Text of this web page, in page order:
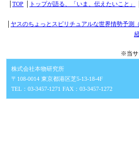
TOP トップが語る、「いま、伝えたいこと」
ヤスのちょっとスピリチュアルな世界情勢予測
※当サ
株式会社本物研究所
〒108-0014 東京都港区芝5-13-18-4F
TEL：03-3457-1271 FAX：03-3457-1272